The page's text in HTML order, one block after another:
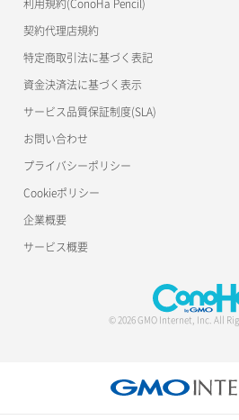
利用規約(ConoHa Pencil)
契約代理店規約
特定商取引法に基づく表記
資金決済法に基づく表示
サービス品質保証制度(SLA)
お問い合わせ
プライバシーポリシー
Cookieポリシー
企業概要
サービス概要
© 2026 GMO Internet, Inc. All